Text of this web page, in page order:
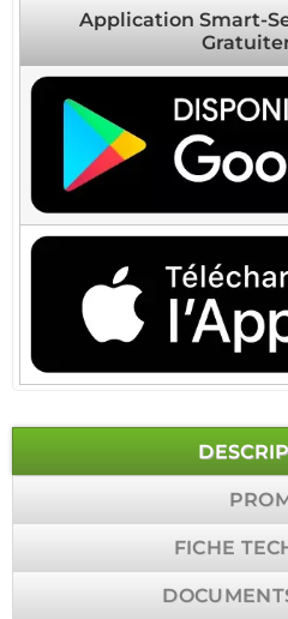
Application Smart-
FICHE